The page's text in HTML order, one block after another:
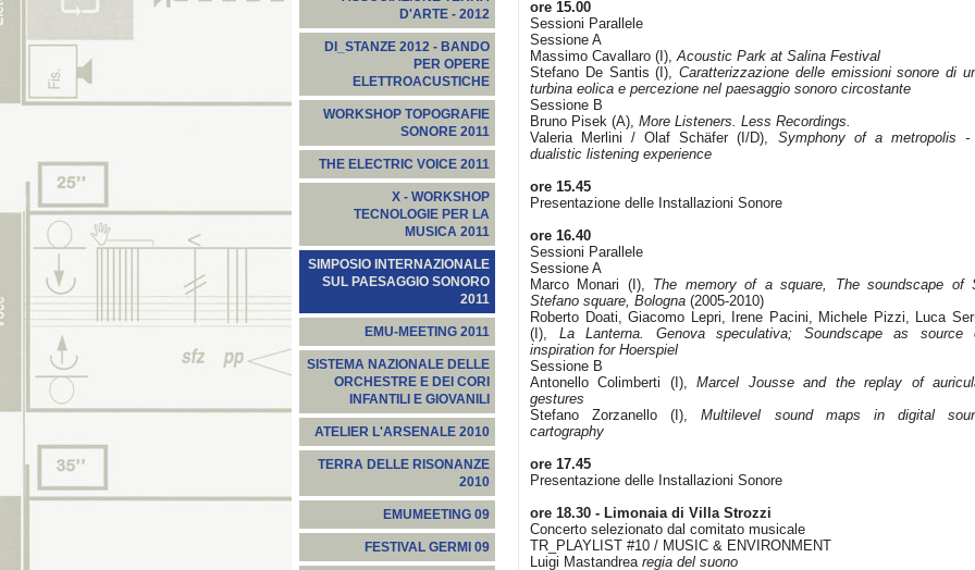
D'ARTE - 2012
DI_STANZE 2012 - BANDO
PER OPERE
ELETTROACUSTICHE
WORKSHOP TOPOGRAFIE
SONORE 2011
THE ELECTRIC VOICE 2011
X - WORKSHOP
TECNOLOGIE PER LA
MUSICA 2011
SIMPOSIO INTERNAZIONALE
SUL PAESAGGIO SONORO
2011
EMU-MEETING 2011
SISTEMA NAZIONALE DELLE
ORCHESTRE E DEI CORI
INFANTILI E GIOVANILI
ATELIER L'ARSENALE 2010
TERRA DELLE RISONANZE
2010
EMUMEETING 09
FESTIVAL GERMI 09
ore 15.00
Sessioni Parallele
Sessione A
Massimo Cavallaro (I),Acoustic Park at Salina Festival
Stefano De Santis (I),Caratterizzazione delle emissioni sonore di
turbina eolica e percezione nel paesaggio sonoro circostante
Sessione B
Bruno Pisek (A), More Listeners. Less Recordings.
Valeria Merlini / Olaf Schäfer (I/D), Symphony of a metropolis
dualistic listening experience
ore 15.45
Presentazione delle Installazioni Sonore
ore 16.40
Sessioni Parallele
Sessione A
Marco Monari (I), The memory of a square, The soundscape of
Stefano square, Bologna (2005-2010)
Roberto Doati, Giacomo Lepri, Irene Pacini, Michele Pizzi, Luca
(I), La Lanterna. Genova speculativa; Soundscape as source
inspiration for Hoerspiel
Sessione B
Antonello Colimberti (I),Marcel Jousse and the replay of
gestures
Stefano Zorzanello (I),Multilevel sound maps in digital
cartography
ore 17.45
Presentazione delle Installazioni Sonore
ore 18.30 - Limonaia di Villa Strozzi
Concerto selezionato dal comitato musicale
TR_PLAYLIST #10 / MUSIC & ENVIRONMENT
Luigi Mastandrea regia del suono